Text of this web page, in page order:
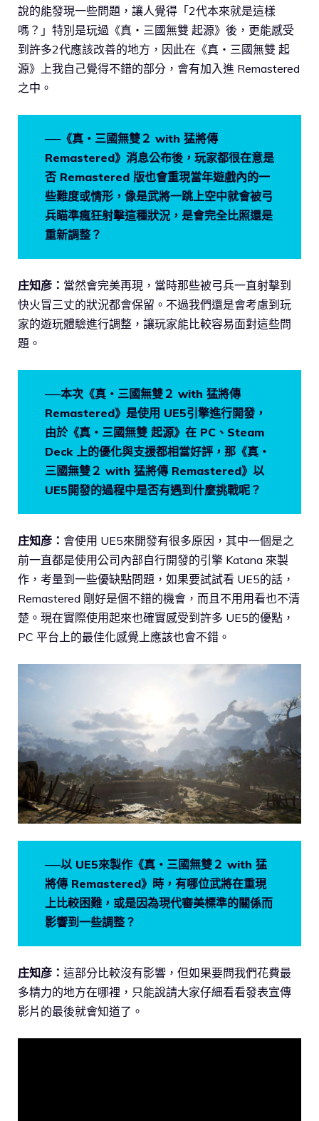
說的能發現一些問題，讓人覺得「2代本來就是這樣
嗎？」特別是玩過《真・三國無雙 起源》後，更能感受
到許多2代應該改善的地方，因此在《真・三國無雙 起
源》上我自己覺得不錯的部分，會有加入進 Remastered
之中。
──《真・三國無雙２ with 猛將傳
Remastered》消息公布後，玩家都很在意是
否 Remastered 版也會重現當年遊戲內的一
些難度或情形，像是武將一跳上空中就會被弓
兵瞄準瘋狂射擊這種狀況，是會完全比照還是
重新調整？
庄知彦： 當然會完美再現，當時那些被弓兵一直射擊到
快火冒三丈的狀況都會保留。不過我們還是會考慮到玩
家的遊玩體驗進行調整，讓玩家能比較容易面對這些問
題。
──本次《真・三國無雙２ with 猛將傳
Remastered》是使用 UE5引擎進行開發，
由於《真・三國無雙 起源》在 PC、Steam
Deck 上的優化與支援都相當好評，那《真・
三國無雙２ with 猛將傳 Remastered》以
UE5開發的過程中是否有遇到什麼挑戰呢？
庄知彦： 會使用 UE5來開發有很多原因，其中一個是之
前一直都是使用公司內部自行開發的引擎 Katana 來製
作，考量到一些優缺點問題，如果要試試看 UE5的話，
Remastered 剛好是個不錯的機會，而且不用用看也不清
楚。現在實際使用起來也確實感受到許多 UE5的優點，
PC 平台上的最佳化感覺上應該也會不錯。
──以 UE5來製作《真・三國無雙２ with 猛
將傳 Remastered》時，有哪位武將在重現
上比較困難，或是因為現代審美標準的關係而
影響到一些調整？
庄知彦： 這部分比較沒有影響，但如果要問我們花費最
多精力的地方在哪裡，只能說請大家仔細看看發表宣傳
影片的最後就會知道了。